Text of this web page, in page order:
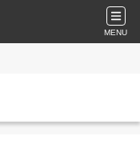
MENU